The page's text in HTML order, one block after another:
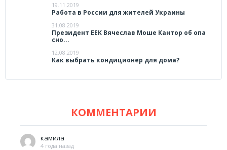
19.11.2019
Работа в России для жителей Украины
31.08.2019
Президент ЕЕК Вячеслав Моше Кантор об опа
сно...
12.08.2019
Как выбрать кондиционер для дома?
КОММЕНТАРИИ
камила
4 года назад